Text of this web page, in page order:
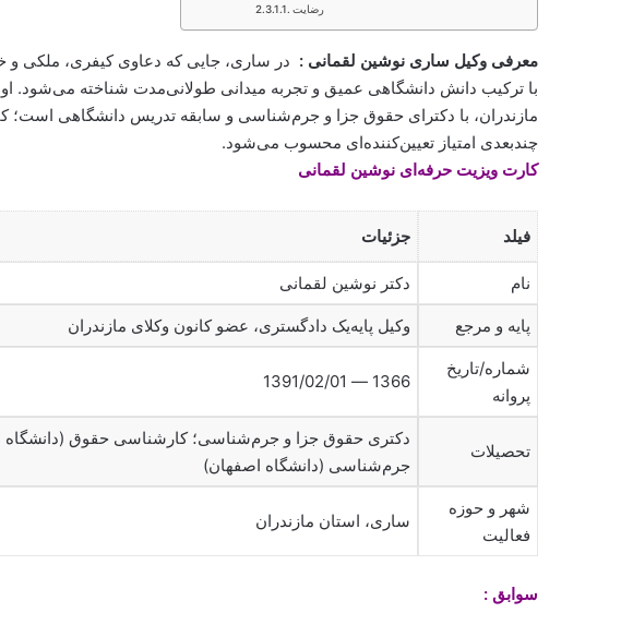
رضایت
معرفی وکیل ساری نوشین لقمانی : در ساری، جایی که دعاوی کیفری، ملکی و
با ترکیب دانش دانشگاهی عمیق و تجربه میدانی طولانی‌مدت شناخته می‌شود. او
مازندران، با دکترای حقوق جزا و جرم‌شناسی و سابقه تدریس دانشگاهی است؛
چندبعدی امتیاز تعیین‌کننده‌ای محسوب می‌شود.
کارت ویزیت حرفه‌ای نوشین لقمانی
فیلد جزئیات
نام دکتر نوشین لقمانی
پایه و مرجع وکیل پایه‌یک دادگستری، عضو کانون وکلای مازندران
شماره/تاریخ
پروانه
1366 — 1391/02/01
تحصیلات
دکتری حقوق جزا و جرم‌شناسی؛ کارشناسی حقوق (دانشگاه
جرم‌شناسی (دانشگاه اصفهان)
شهر و حوزه
فعالیت
ساری، استان مازندران
سوابق :